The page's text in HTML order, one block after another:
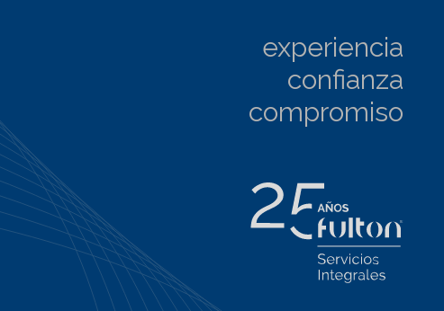
experiencia
confianza
compromiso